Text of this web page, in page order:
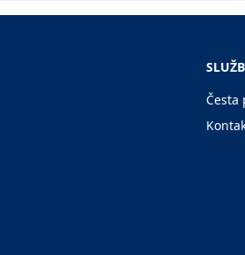
Česta